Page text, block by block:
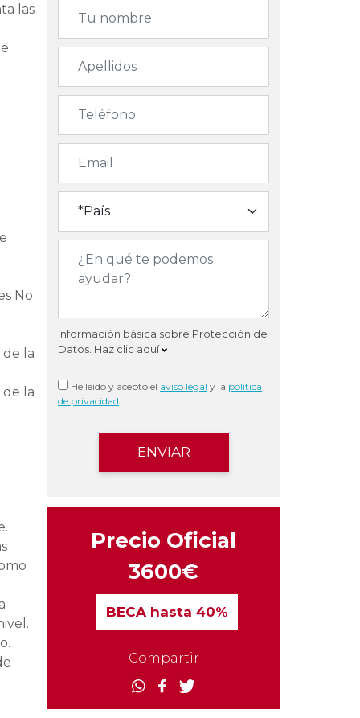
las
No
de la
de la
Información básica sobre Protección de
Datos. Haz clic aquí
He leído y acepto el aviso legal y la política
de privacidad
Precio Oficial
3600€
BECAhasta 40%
Compartir